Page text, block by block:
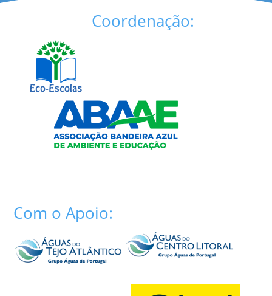
Coordenação:
Com o Apoio: